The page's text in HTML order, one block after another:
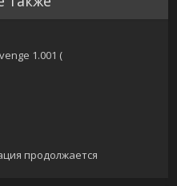
1.001 (
продолжается